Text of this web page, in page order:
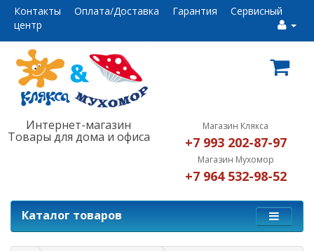
Контакты Оплата/Доставка Гарантия
Сервисный
центр
Интернет-магазин
Товары для дома и офиса
Магазин Клякса
+7 993 202-87-97
Магазин Мухомор
+7 964 532-98-52
Каталог товаров